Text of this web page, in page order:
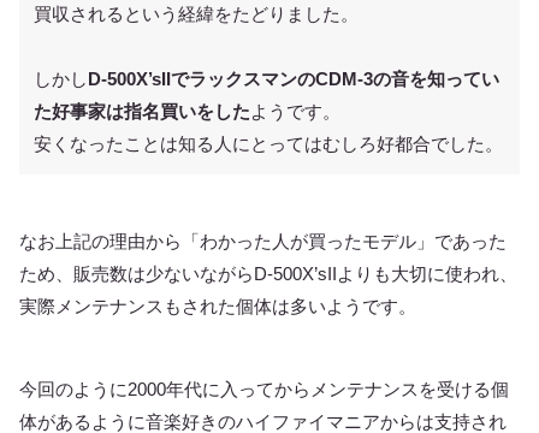
買収されるという経緯をたどりました。
しかしD-500X’sIIでラックスマンのCDM-3の音を知ってい
た好事家は指名買いをしたようです。
安くなったことは知る人にとってはむしろ好都合でした。
なお上記の理由から「わかった人が買ったモデル」であった
ため、販売数は少ないながらD-500X’sIIよりも大切に使われ、
実際メンテナンスもされた個体は多いようです。
今回のように2000年代に入ってからメンテナンスを受ける個
体があるように音楽好きのハイファイマニアからは支持され